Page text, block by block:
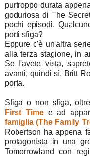
purtroppo durata
goduriosa di The
pochi episodi.
porti sfiga?
Eppure c'è un'altra
alla terza stagione, in
Se l'avete vista,
avanti, quindi sì, Britt
porta.
Sfiga o non sfiga,
First Timee ad
famiglia (The Family
Robertson ha appena
protagonista in una
Tomorrowland con